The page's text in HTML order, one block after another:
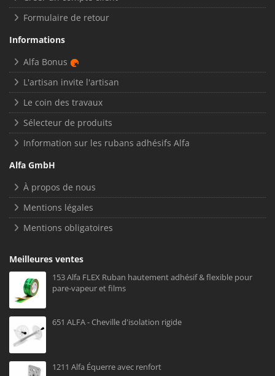
Formulaire de retour
Informations
Alfa Bonus
L'artisan invite l'artisan
Le coin des travaux
Sélecteur de produits
Information sur les rubans adhésifs Alfa
Alfa GmbH
À propos de nous
Mentions légales
Mentions obligatoires
Meilleures ventes
153 Alfa FLEX Ruban hautement adhésif & flexible pour
pare-vapeur et films
651 ALFA - Cheville d'isolation rigide
1211 Alfa Équerre avec renfort